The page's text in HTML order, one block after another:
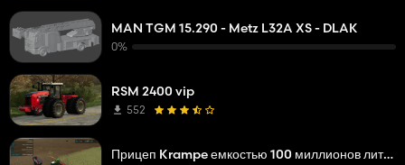
MAN TGM 15.290 - Metz L32A XS - DLAK
0%
RSM 2400 vip
552
Прицеп Krampe емкостью 100 миллионов литров